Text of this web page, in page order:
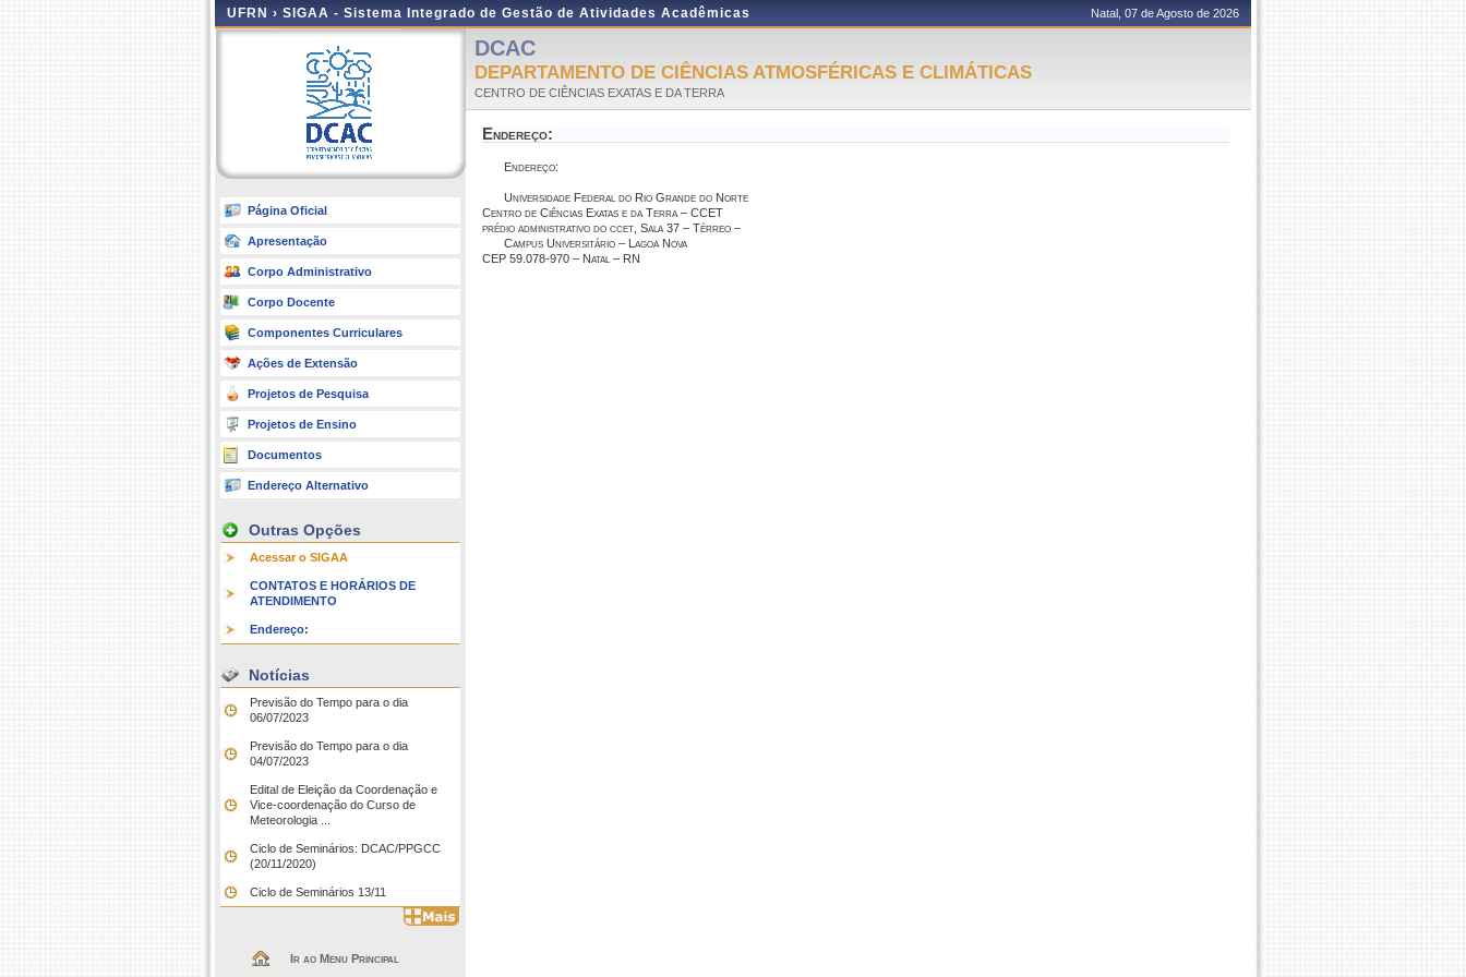
UFRN › SIGAA - Sistema Integrado de Gestão de Atividades Acadêmicas Natal, 07 de Agosto de 2026
Página Oficial
Apresentação
Corpo Administrativo
Corpo Docente
Componentes Curriculares
Ações de Extensão
Projetos de Pesquisa
Projetos de Ensino
Documentos
Endereço Alternativo
Outras Opções
Acessar o SIGAA
CONTATOS E HORÁRIOS DE
ATENDIMENTO
Endereço:
Notícias
Previsão do Tempo para o dia
06/07/2023
Previsão do Tempo para o dia
04/07/2023
Edital de Eleição da Coordenação e
Vice-coordenação do Curso de
Meteorologia ...
Ciclo de Seminários: DCAC/PPGCC
(20/11/2020)
Ciclo de Seminários 13/11
Ir ao Menu Principal
DCAC
DEPARTAMENTO DE CIÊNCIAS ATMOSFÉRICAS E CLIMÁTICAS
CENTRO DE CIÊNCIAS EXATAS E DA TERRA
Endereço:
Endereço:
Universidade Federal do Rio Grande do Norte
Centro de Ciências Exatas e da Terra – CCET
prédio administrativo do ccet, Sala 37 – Térreo –
Campus Universitário – Lagoa Nova
CEP 59.078-970 – Natal – RN